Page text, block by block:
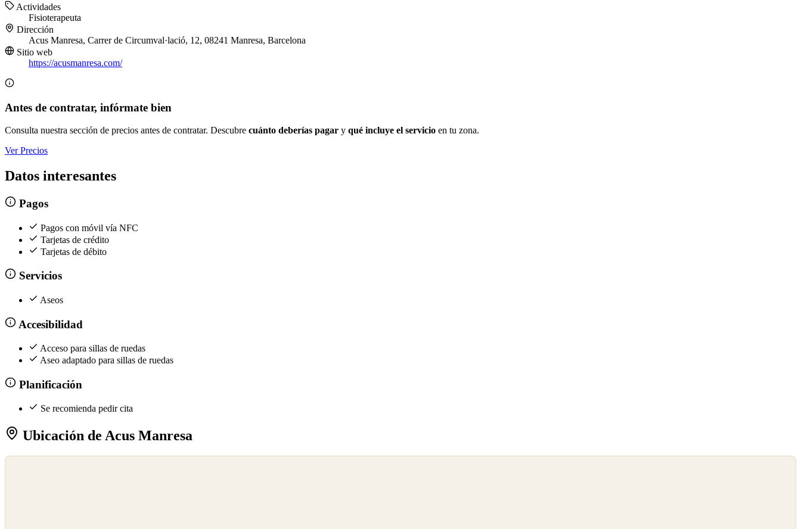
Actividades
Fisioterapeuta
Dirección
Acus Manresa, Carrer de Circumval·lació, 12, 08241 Manresa, Barcelona
Sitio web
https://acusmanresa.com/
Antes de contratar, infórmate bien
Consulta nuestra sección de precios antes de contratar. Descubre cuánto deberías pagar y qué incluye el servicio en tu zona.
Ver Precios
Datos interesantes
Pagos
Pagos con móvil vía NFC
Tarjetas de crédito
Tarjetas de débito
Servicios
Aseos
Accesibilidad
Acceso para sillas de ruedas
Aseo adaptado para sillas de ruedas
Planificación
Se recomienda pedir cita
Ubicación de Acus Manresa